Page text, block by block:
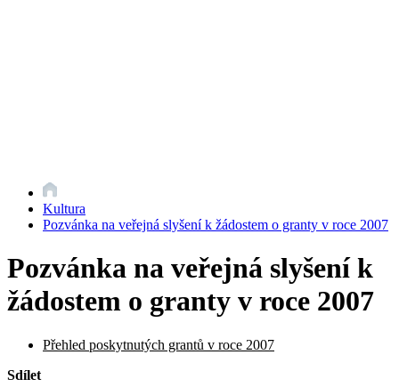
Kultura
Pozvánka na veřejná slyšení k žádostem o granty v roce 2007
Pozvánka na veřejná slyšení k
žádostem o granty v roce 2007
Přehled poskytnutých grantů v roce 2007
Sdílet